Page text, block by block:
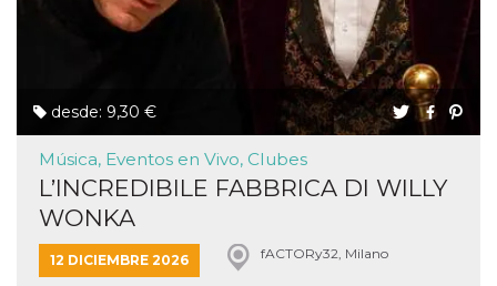
desde: 9,30 €
Música, Eventos en Vivo, Clubes
L’INCREDIBILE FABBRICA DI WILLY
WONKA
12 DICIEMBRE 2026 fACTORy32, Milano